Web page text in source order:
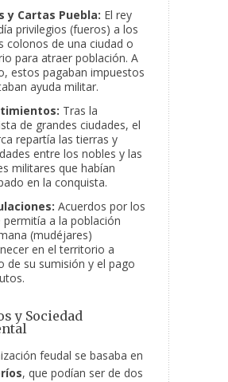
y Cartas Puebla: El rey
privilegios (fueros) a los
colonos de una ciudad o
para atraer población. A
estos pagaban impuestos
ayuda militar.
Tras la
de grandes ciudades, el
repartía las tierras y
entre los nobles y las
militares que habían
en la conquista.
Acuerdos por los
permitía a la población
(mudéjares)
en el territorio a
de su sumisión y el pago
y Sociedad
feudal se basaba en
, que podían ser de dos